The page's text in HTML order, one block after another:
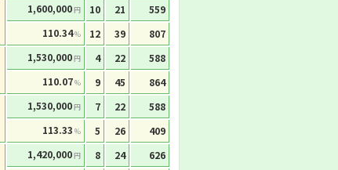
1,600,000円 10 21
559
110.34% 12 39 807
1,530,000円 4 22
588
110.07% 9 45
864
1,530,000円 7 22
588
113.33 % 5 26 409
1,420,000円 8 24
626